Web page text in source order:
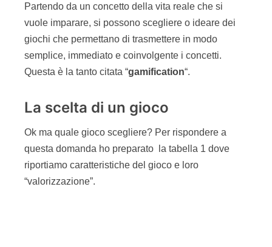
ad usare. Il suggerimento è lo stesso che faccio
quando spiego Agile:
assimilare
migliorare continuamente
Come primo passo partecipate a qualche
sessione di gioco Agile e osservate come
funziona. Iniziate a usare questo gioco durante le
vostre sessioni e solo dopo iniziate a modificarlo.